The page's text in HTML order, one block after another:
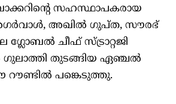
സഹസ്ഥാപകരായ
അഖിൽ ഗുപ്ത, സൗരഭ്
ഗ്ലോബൽ ചീഫ് സ്ട്രാറ്റജി
ഗുലാത്തി തുടങ്ങിയ ഏഞ്ചൽ
പങ്കെടുത്തു.